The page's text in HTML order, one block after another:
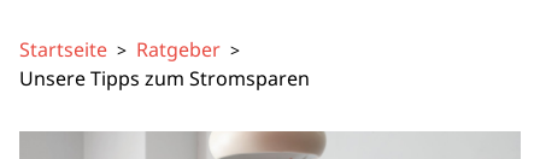
Startseite > Ratgeber >
Unsere Tipps zum Stromsparen